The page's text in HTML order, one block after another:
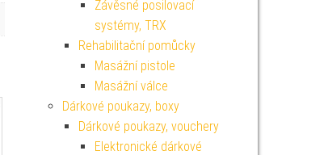
Závěsné posilovací
systémy, TRX
Rehabilitační pomůcky
Masážní pistole
Masážní válce
Dárkové poukazy, boxy
Dárkové poukazy, vouchery
Elektronické dárkové